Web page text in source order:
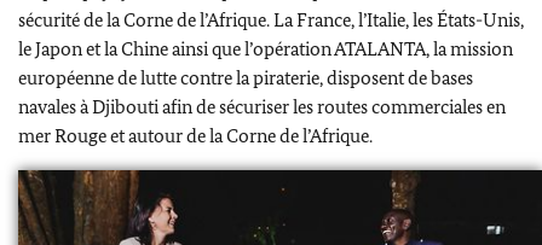
sécurité de la Corne de l’Afrique. La France, l’Italie, les États-Unis,
le Japon et la Chine ainsi que l’opération ATALANTA, la mission
européenne de lutte contre la piraterie, disposent de bases
navales à Djibouti afin de sécuriser les routes commerciales en
mer Rouge et autour de la Corne de l’Afrique.